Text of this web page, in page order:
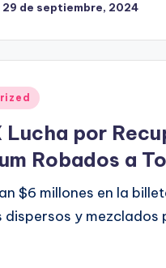
29 de septiembre, 2024
Lucha por
Robados a
$6 millones en la
dispersos y